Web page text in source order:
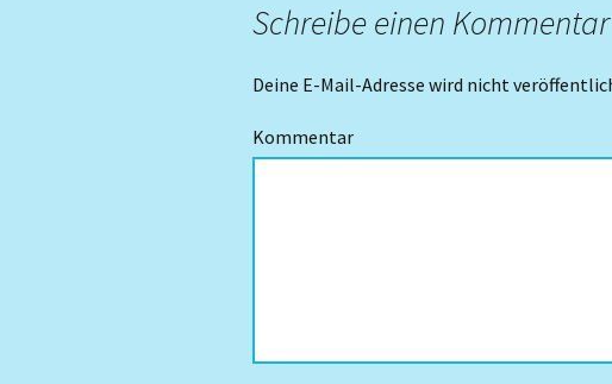
Schreibe einen Kommentar
Deine E-Mail-Adresse wird nicht
Kommentar